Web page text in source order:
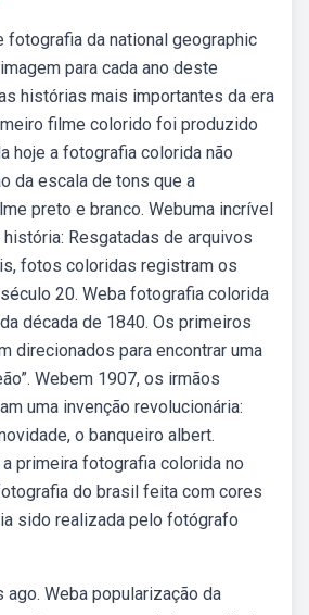
da national geographic
para cada ano deste
histórias mais importantes da era
filme colorido foi produzido
hoje a fotografia colorida não
da escala de tons que a
preto e branco. Webuma incrível
Resgatadas de arquivos
fotos coloridas registram os
20. Weba fotografia colorida
década de 1840. Os primeiros
direcionados para encontrar uma
Webem 1907, os irmãos
uma invenção revolucionária:
o banqueiro albert.
primeira fotografia colorida no
do brasil feita com cores
sido realizada pelo fotógrafo
Weba popularização da